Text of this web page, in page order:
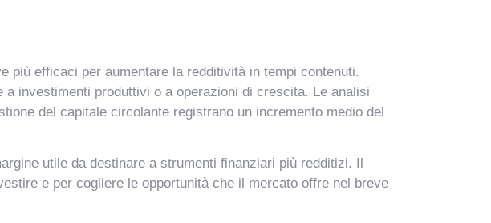
più efficaci per aumentare la redditività in tempi contenuti.
investimenti produttivi o a operazioni di crescita. Le analisi
del capitale circolante registrano un incremento medio del
utile da destinare a strumenti finanziari più redditizi. Il
e per cogliere le opportunità che il mercato offre nel breve